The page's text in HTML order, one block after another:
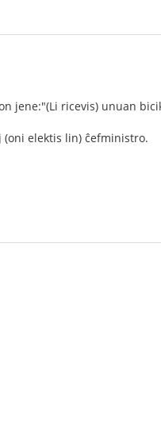
jene:"(Li ricevis) unuan
elektis lin) ĉefministro.